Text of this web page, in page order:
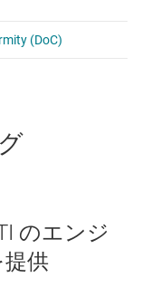
のエンジ
供